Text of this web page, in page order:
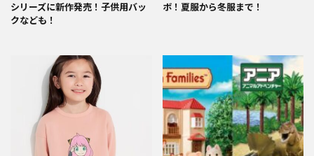
シリーズに新作発売！子供用バッ
クなども！
ボ！夏服から冬服まで！